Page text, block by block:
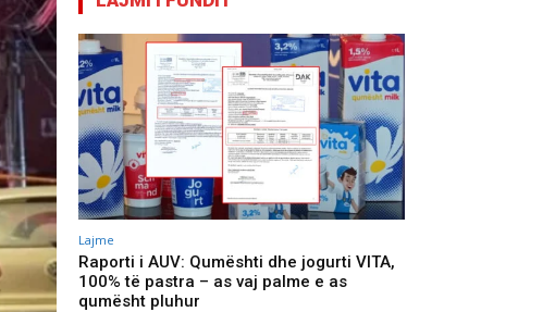
Lajme
Raporti i AUV: Qumështi dhe jogurti VITA,
100% të pastra – as vaj palme e as
qumësht pluhur